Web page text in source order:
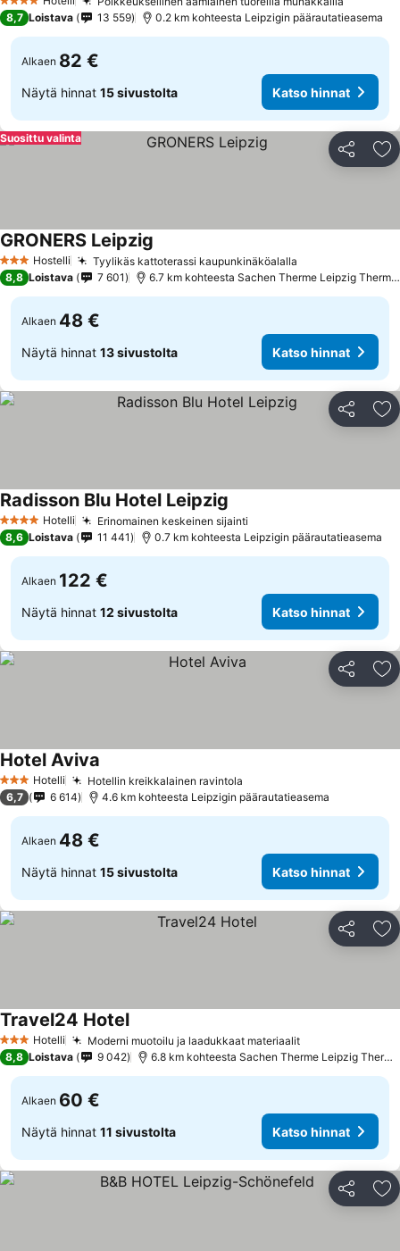
4 Tähtiluokitus
8,7 Loistava 13 559 0.2 km kohteesta Leipzigin päärautatieasema
Alkaen 82 €
Näytä hinnat 15 sivustolta Katso hinnat
Jaa
Suosittu valinta
3 Tähtiluokitus
Hostelli Tyylikäs kattoterassi kaupunkinäköalalla
GRONERS Leipzig
8,8 Loistava 7 601 6.7 km kohteesta Sachen Therme Leipzig Thermal Spa
Alkaen 48 €
Näytä hinnat 13 sivustolta Katso hinnat
Jaa
4 Tähtiluokitus
Hotelli Erinomainen keskeinen sijainti
Radisson Blu Hotel Leipzig
8,6 Loistava 11 441 0.7 km kohteesta Leipzigin päärautatieasema
Alkaen 122 €
Näytä hinnat 12 sivustolta Katso hinnat
Jaa
3 Tähtiluokitus
Hotelli Hotellin kreikkalainen ravintola
Hotel Aviva
6,7 6 614 4.6 km kohteesta Leipzigin päärautatieasema
Alkaen 48 €
Näytä hinnat 15 sivustolta Katso hinnat
Jaa
3 Tähtiluokitus
Hotelli Moderni muotoilu ja laadukkaat materiaalit
Travel24 Hotel
8,8 Loistava 9 042 6.8 km kohteesta Sachen Therme Leipzig Thermal Spa
Alkaen 60 €
Näytä hinnat 11 sivustolta Katso hinnat
Jaa